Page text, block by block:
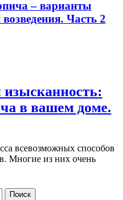
– варианты
Часть 2
в вашем доме.
всевозможных способов
Многие из них очень